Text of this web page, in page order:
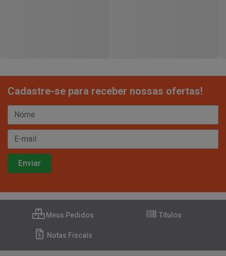
Cadastre-se para receber nossas ofertas!
Meus Pedidos Títulos
Notas Fiscais